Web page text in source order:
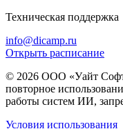
Техническая поддержка
info@dicamp.ru
Открыть расписание
© 2026 ООО «Уайт
повторное
работы систем ИИ,
Условия использования